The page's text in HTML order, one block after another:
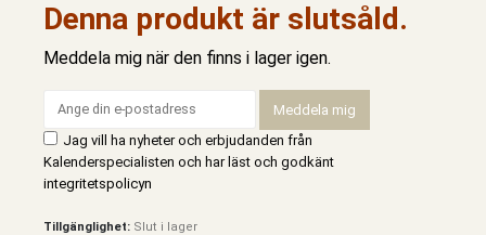
Denna produkt är slutsåld.
Meddela mig när den finns i lager igen.
Jag vill ha nyheter och erbjudanden från
Kalenderspecialisten och har läst och godkänt
integritetspolicyn
Tillgänglighet: Slut i lager